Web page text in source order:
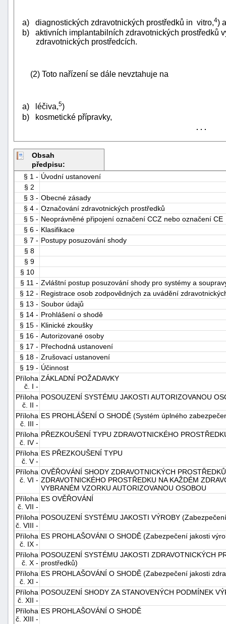
a) diagnostických zdravotnických prostředků in vitro,4) a
b) aktivních implantabilních zdravotnických prostředků
zdravotnických prostředcích.
(2) Toto nařízení se dále nevztahuje na
a) léčiva,5)
b) kosmetické přípravky,
. . .
Obsah
předpisu:
§ 1 - Úvodní ustanovení
§ 2
§ 3 - Obecné zásady
§ 4 - Označování zdravotnických prostředků
§ 5 - Neoprávněné připojení označení CCZ nebo označení CE
§ 6 - Klasifikace
§ 7 - Postupy posuzování shody
§ 8
§ 9
§ 10
§ 11 - Zvláštní postup posuzování shody pro systémy a
§ 12 - Registrace osob zodpovědných za uvádění
§ 13 - Soubor údajů
§ 14 - Prohlášení o shodě
§ 15 - Klinické zkoušky
§ 16 - Autorizované osoby
§ 17 - Přechodná ustanovení
§ 18 - Zrušovací ustanovení
§ 19 - Účinnost
Příloha
č. I -
ZÁKLADNÍ POŽADAVKY
Příloha
č. II -
POSOUZENÍ SYSTÉMU JAKOSTI AUTORIZOVANOU
Příloha
č. III -
ES PROHLÁŠENÍ O SHODĚ (Systém úplného
Příloha
č. IV -
PŘEZKOUŠENÍ TYPU ZDRAVOTNICKÉHO
Příloha
č. V -
ES PŘEZKOUŠENÍ TYPU
Příloha
č. VI -
OVĚŘOVÁNÍ SHODY ZDRAVOTNICKÝCH
ZDRAVOTNICKÉHO PROSTŘEDKU NA KAŽDÉM
VYBRANÉM VZORKU AUTORIZOVANOU OSOBOU
Příloha
č. VII -
ES OVĚŘOVÁNÍ
Příloha
č. VIII -
POSOUZENÍ SYSTÉMU JAKOSTI VÝROBY
Příloha
č. IX -
ES PROHLAŠOVÁNI O SHODĚ (Zabezpečení jakosti
Příloha
č. X -
POSOUZENÍ SYSTÉMU JAKOSTI ZDRAVOTNICKÝCH
prostředků)
Příloha
č. XI -
ES PROHLAŠOVÁNÍ O SHODĚ (Zabezpečení jakosti
Příloha
č. XII -
POSOUZENÍ SHODY ZA STANOVENÝCH PODMÍNEK
Příloha
č. XIII -
ES PROHLAŠOVÁNÍ O SHODĚ
-
náhrady
"náhradě
škod"